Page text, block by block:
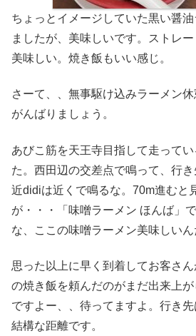
ちょっとイメージしていた黒い醤
ましたが、美味しいです。ストレ
美味しい。焼き飯もいい感じ。
さーて、、無事駆け込みラーメン
がんばりましょう。
あびこ筋を天王寺目指して走って
た。西田辺の交差点で鳴って、行
近didiは近くで鳴るな。70m進むと
が・・・「味噌ラーメン ほんば」
な、ここの味噌ラーメン美味しいん
思った以上に早く到着してお客さ
の焼き飯を頼んだのがまだ出来上
ですよー、、待ってますよ。行き
結構な距離です。